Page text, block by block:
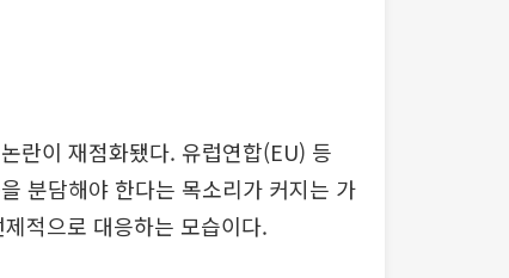
란이 재점화됐다. 유럽연합(EU) 등
분담해야 한다는 목소리가 커지는 가
적으로 대응하는 모습이다.